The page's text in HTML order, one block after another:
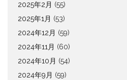
2025年2月 (55)
2025年1月 (53)
2024年12月 (59)
2024年11月 (60)
2024年10月 (54)
2024年9月 (59)